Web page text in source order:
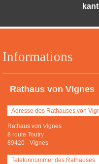
Informations
Rathaus von Vignes
Adresse des Rathauses von
Rathaus von Vignes
8 route Toutry
89420 - Vignes
Telefonnummer des Rathauses